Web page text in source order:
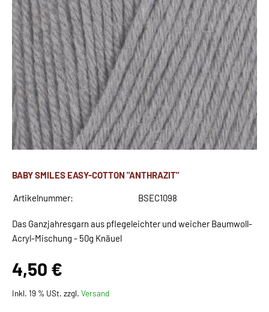
BABY SMILES EASY-COTTON "ANTHRAZIT"
Artikelnummer: BSEC1098
Das Ganzjahresgarn aus pflegeleichter und weicher Baumwoll-
Acryl-Mischung - 50g Knäuel
4,50 €
Inkl. 19 % USt. zzgl. Versand